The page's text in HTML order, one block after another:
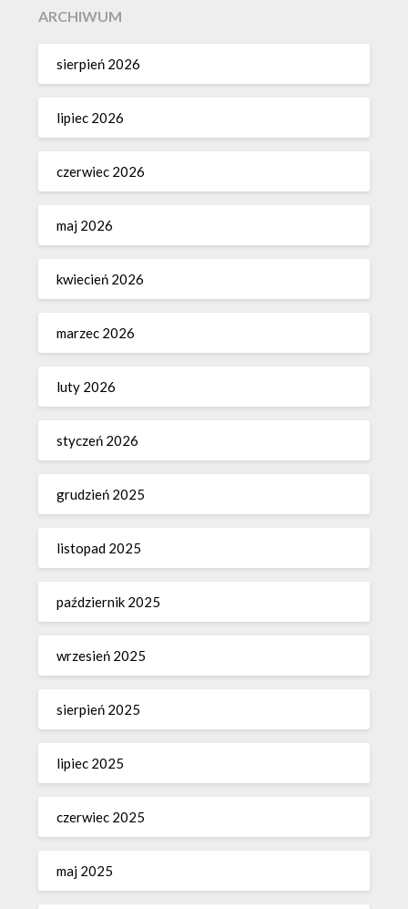
ARCHIWUM
sierpień 2026
lipiec 2026
czerwiec 2026
maj 2026
kwiecień 2026
marzec 2026
luty 2026
styczeń 2026
grudzień 2025
listopad 2025
październik 2025
wrzesień 2025
sierpień 2025
lipiec 2025
czerwiec 2025
maj 2025